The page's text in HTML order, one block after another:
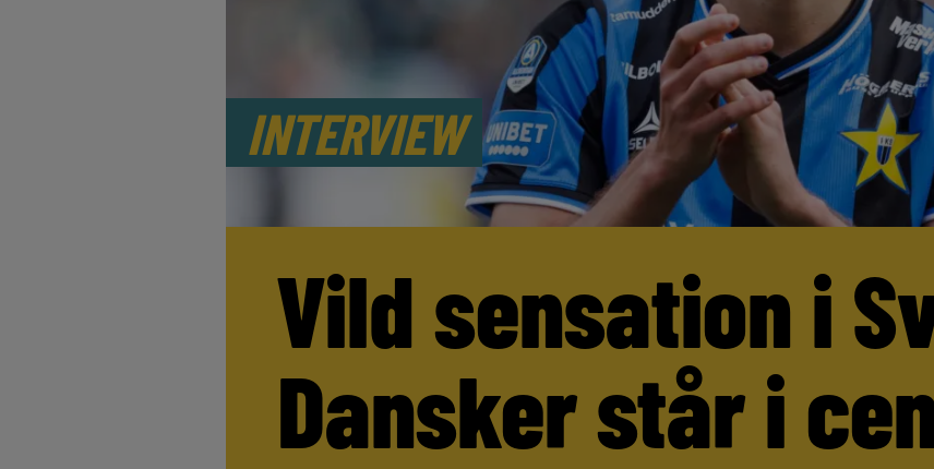
INTERVIEW
Vild sensation i
Dansker står i